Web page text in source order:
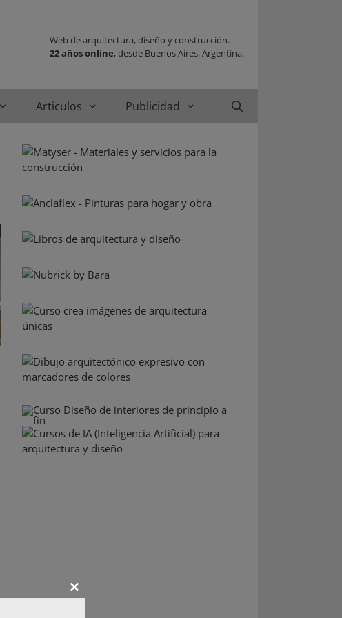
Web de arquitectura, diseño y construcción.
22 años online, desde Buenos Aires, Argentina.
Articulos Publicidad
Close